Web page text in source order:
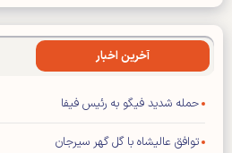
آخرین اخبار
حمله شدید فیگو به رئیس فیفا
توافق عالیشاه با گل گهر سیرجان